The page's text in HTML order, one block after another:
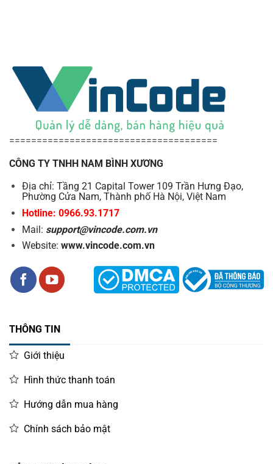
Xưởng sản xuất Decal tem nhãn tự dính
======================================
CÔNG TY TNHH NAM BÌNH XƯƠNG
Địa chỉ: Tầng 21 Capital Tower 109 Trần Hưng Đạo,
Phường Cửa Nam, Thành phố Hà Nội, Việt Nam
Hotline: 0966.93.1717
Mail: support@vincode.com.vn
Website: www.vincode.com.vn
THÔNG TIN
Giới thiệu
Hình thức thanh toán
Hướng dẫn mua hàng
Chính sách bảo mật